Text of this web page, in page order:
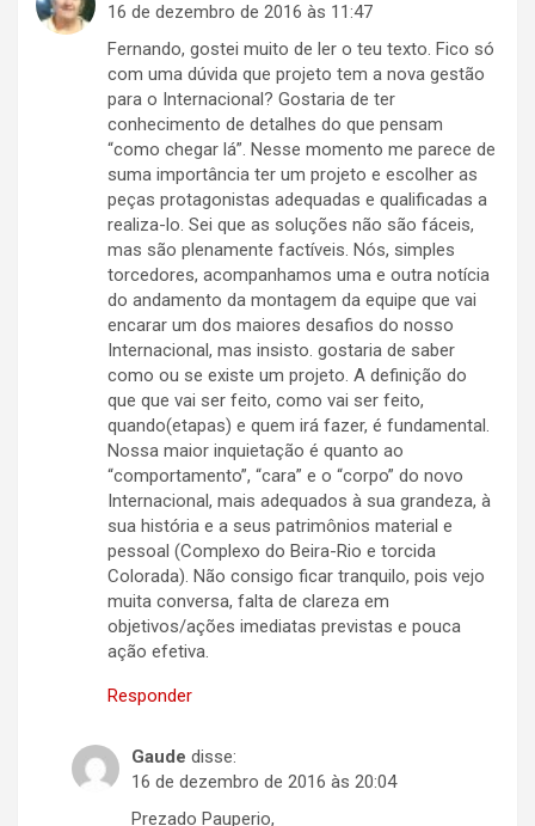
16 de dezembro de 2016 às 11:47
Fernando, gostei muito de ler o teu texto. Fico só
com uma dúvida que projeto tem a nova gestão
para o Internacional? Gostaria de ter
conhecimento de detalhes do que pensam
“como chegar lá”. Nesse momento me parece de
suma importância ter um projeto e escolher as
peças protagonistas adequadas e qualificadas a
realiza-lo. Sei que as soluções não são fáceis,
mas são plenamente factíveis. Nós, simples
torcedores, acompanhamos uma e outra notícia
do andamento da montagem da equipe que vai
encarar um dos maiores desafios do nosso
Internacional, mas insisto. gostaria de saber
como ou se existe um projeto. A definição do
que que vai ser feito, como vai ser feito,
quando(etapas) e quem irá fazer, é fundamental.
Nossa maior inquietação é quanto ao
“comportamento”, “cara” e o “corpo” do novo
Internacional, mais adequados à sua grandeza, à
sua história e a seus patrimônios material e
pessoal (Complexo do Beira-Rio e torcida
Colorada). Não consigo ficar tranquilo, pois vejo
muita conversa, falta de clareza em
objetivos/ações imediatas previstas e pouca
ação efetiva.
Responder
Gaude disse:
16 de dezembro de 2016 às 20:04
Prezado Pauperio,